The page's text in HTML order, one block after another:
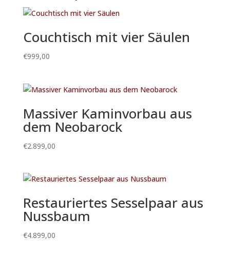
Couchtisch mit vier Säulen
€999,00
Massiver Kaminvorbau aus
dem Neobarock
€2.899,00
Restauriertes Sesselpaar aus
Nussbaum
€4.899,00